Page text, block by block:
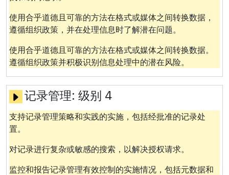
使用合乎道德且可靠的方法在格式或媒体之间转换数据，
遵循组织政策，并在处理信息时了解潜在问题。
使用合乎道德且可靠的方法在格式或媒体之间转换数据。
遵循组织政策并积极识别信息处理中的潜在风险。
记录管理: 级别 4
支持记录管理策略和实践的实施，包括经批准的记录处
置。
对记录进行复杂或敏感的搜索，以解决授权请求。
监控和报告记录管理有效控制的实施情况，包括元数据和